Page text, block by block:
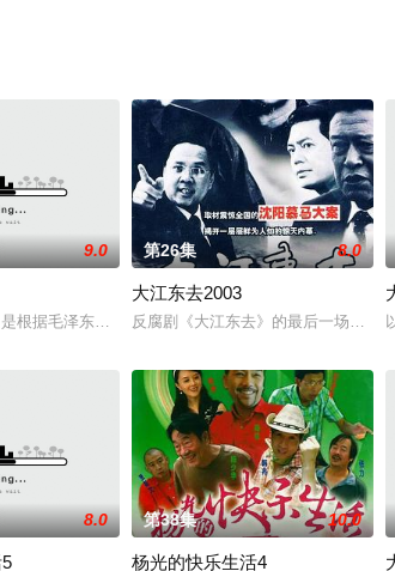
9.0
是根据毛泽东特赦的贵州布依族美貌女匪首程莲珍的真
第26集 8.0
大江东去2003
反腐剧《大江东去》的最后一场戏“
8.0 第38集 10.0
杨光的快乐生活4